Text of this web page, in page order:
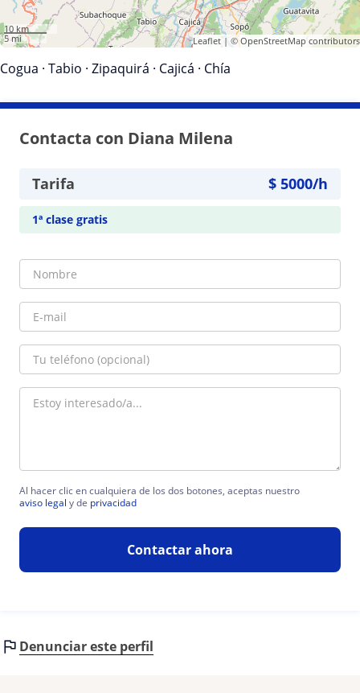
10 km
5 mi
Leaflet| ©OpenStreetMap contributors
Cogua · Tabio · Zipaquirá · Cajicá · Chía
Contacta con Diana Milena
Tarifa $ 5000/h
1ª clase gratis
Al hacer clic en cualquiera de los dos botones, aceptas nuestro
aviso legal y de privacidad
Contactar ahora
Denunciar este perfil